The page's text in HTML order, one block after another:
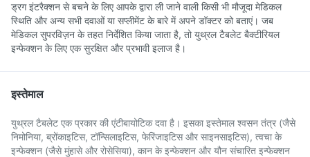
ड्रग इंटरैक्शन से बचने के लिए आपके द्वारा ली जाने वाली किसी भी मौजूदा मेडिकल
स्थिति और अन्य सभी दवाओं या सप्लीमेंट के बारे में अपने डॉक्टर को बताएं। जब
मेडिकल सुपरविज़न के तहत निर्देशित किया जाता है, तो युथ्रल टैबलेट बैक्टीरियल
इन्फेक्शन के लिए एक सुरक्षित और प्रभावी इलाज है।
इस्तेमाल
युथ्रल टैबलेट एक प्रकार की एंटीबायोटिक दवा है। इसका इस्तेमाल श्वसन तंत्र (जैसे
निमोनिया, ब्रोंकाइटिस, टॉन्सिलाइटिस, फेरिंजाइटिस और साइनसाइटिस), त्वचा के
इन्फेक्शन (जैसे मुंहासे और रोसेसिया), कान के इन्फेक्शन और यौन संचारित इन्फेक्शन